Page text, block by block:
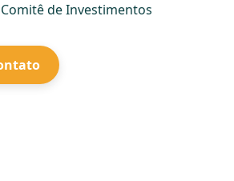
de Investimentos